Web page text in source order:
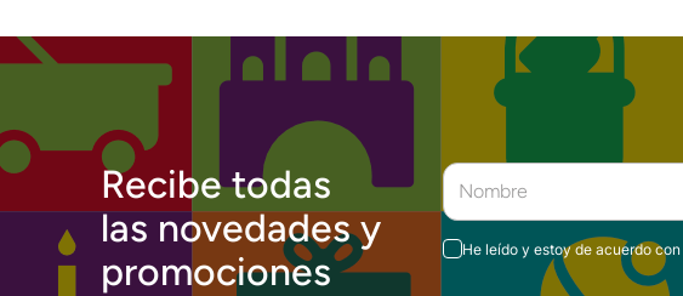
Recibe todas
las novedades y
promociones
He leído y estoy de acuerdo con